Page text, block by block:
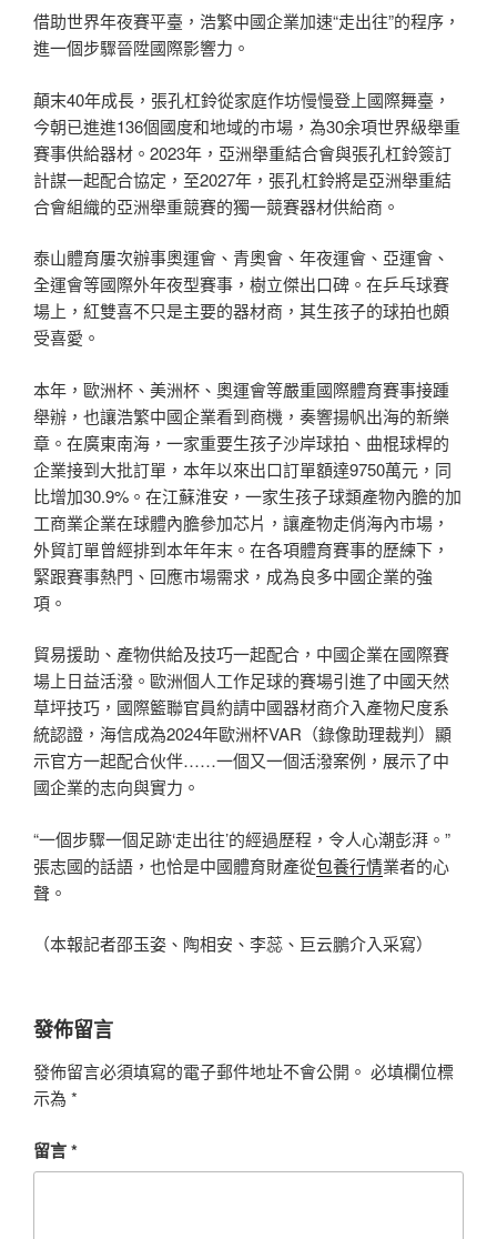
借助世界年夜賽平臺，浩繁中國企業加速“走出往”的程序，
進一個步驟晉陞國際影響力。
顛末40年成長，張孔杠鈴從家庭作坊慢慢登上國際舞臺，
今朝已進進136個國度和地域的市場，為30余項世界級舉重
賽事供給器材。2023年，亞洲舉重結合會與張孔杠鈴簽訂
計謀一起配合協定，至2027年，張孔杠鈴將是亞洲舉重結
合會組織的亞洲舉重競賽的獨一競賽器材供給商。
泰山體育屢次辦事奧運會、青奧會、年夜運會、亞運會、
全運會等國際外年夜型賽事，樹立傑出口碑。在乒乓球賽
場上，紅雙喜不只是主要的器材商，其生孩子的球拍也頗
受喜愛。
本年，歐洲杯、美洲杯、奧運會等嚴重國際體育賽事接踵
舉辦，也讓浩繁中國企業看到商機，奏響揚帆出海的新樂
章。在廣東南海，一家重要生孩子沙岸球拍、曲棍球桿的
企業接到大批訂單，本年以來出口訂單額達9750萬元，同
比增加30.9%。在江蘇淮安，一家生孩子球類產物內膽的加
工商業企業在球體內膽參加芯片，讓產物走俏海內市場，
外貿訂單曾經排到本年年末。在各項體育賽事的歷練下，
緊跟賽事熱門、回應市場需求，成為良多中國企業的強
項。
貿易援助、產物供給及技巧一起配合，中國企業在國際賽
場上日益活潑。歐洲個人工作足球的賽場引進了中國天然
草坪技巧，國際籃聯官員約請中國器材商介入產物尺度系
統認證，海信成為2024年歐洲杯VAR（錄像助理裁判）顯
示官方一起配合伙伴……一個又一個活潑案例，展示了中
國企業的志向與實力。
“一個步驟一個足跡‘走出往’的經過歷程，令人心潮彭湃。”
張志國的話語，也恰是中國體育財產從包養行情業者的心
聲。
（本報記者邵玉姿、陶相安、李蕊、巨云鵬介入采寫）
發佈留言
發佈留言必須填寫的電子郵件地址不會公開。 必填欄位標
示為 *
留言*